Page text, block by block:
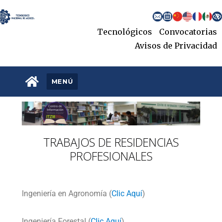
content
Tecnológicos
Convocatorias
Avisos de Privacidad
MENÚ
TRABAJOS DE RESIDENCIAS
PROFESIONALES
Ingeniería en Agronomía (Clic Aquí)